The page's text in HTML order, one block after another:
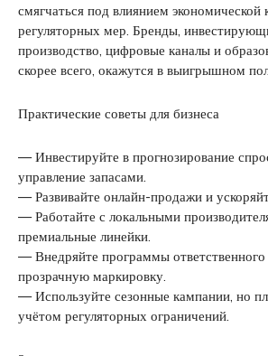
смягчаться под влиянием
регуляторных мер. Бренды,
производство, цифровые каналы и
скорее всего, окажутся в выигрышном
Практические советы для бизнеса
— Инвестируйте в прогнозирование
управление запасами.
— Развивайте онлайн-продажи и
— Работайте с локальными
премиальные линейки.
— Внедряйте программы ответственного
прозрачную маркировку.
— Используйте сезонные кампании, но
учётом регуляторных ограничений.